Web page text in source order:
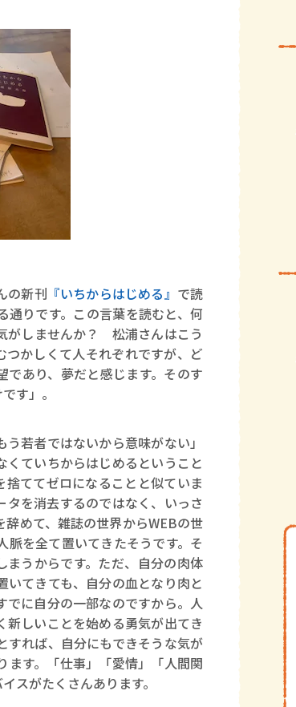
の新刊 『いちからはじめる』 で読
りです。この言葉を読むと、何
がしませんか？ 松浦さんはこう
かしくて人それぞれですが、ど
であり、夢だと感じます。そのす
す」。
若者ではないから意味がない」
くていちからはじめるということ
ててゼロになることと似ていま
を消去するのではなく、いっさ
めて、雑誌の世界からWEBの世
を全て置いてきたそうです。そ
うからです。ただ、自分の肉体
てきても、自分の血となり肉と
でに自分の一部なのですから。人
しいことを始める勇気が出てき
すれば、自分にもできそうな気が
ます。「仕事」「愛情」「人間関
スがたくさんあります。
ロボット・イン・ザ・システム
著／デボラ・イン…